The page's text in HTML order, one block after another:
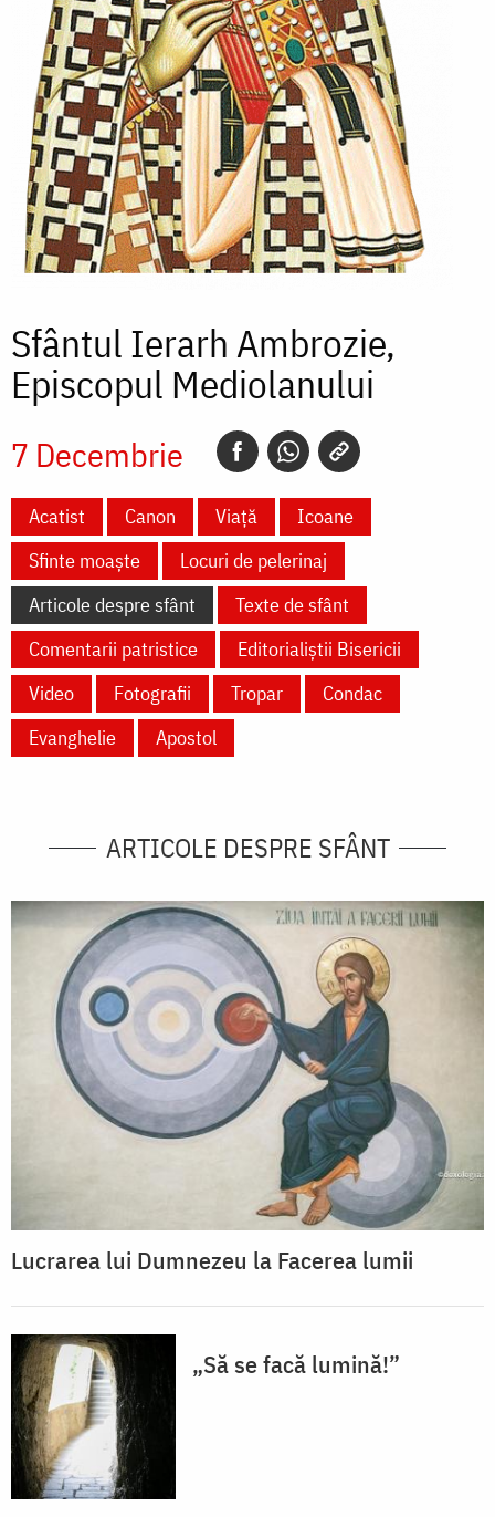
Sfântul Ierarh Ambrozie,
Episcopul Mediolanului
7 Decembrie
Acatist Canon Viață
Icoane
Sfinte moaște
Locuri de pelerinaj
Articole despre sfânt
Texte de sfânt
Comentarii patristice
Editorialiștii Bisericii
Video
Fotografii Tropar
Condac
Evanghelie
Apostol
ARTICOLE DESPRE SFÂNT
Lucrarea lui Dumnezeu la Facerea lumii
„Să se facă lumină!”